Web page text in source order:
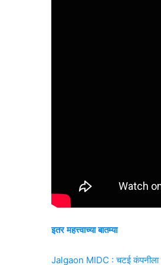
इतर महत्त्वाच्या बातम्या
Jalgaon MIDC : चटई कंपनीला